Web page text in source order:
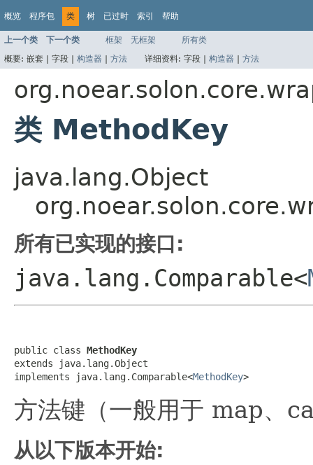
概览 程序包 类 树 已过时 索引 帮助
上一个类 下一个类 框架 无框架
所有类
概要: 嵌套 | 字段 | 构造器 | 方法 详细资料: 字段 | 构造器 | 方法
类 MethodKey
java.lang.Object
所有已实现的接口:
java.lang.Comparable<
public class MethodKey
extends java.lang.Object
implements java.lang.Comparable<MethodKey>
方法键（一般用于 map、
从以下版本开始: